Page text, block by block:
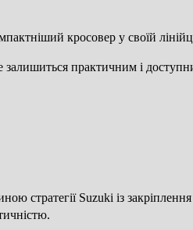
кросовер у своїй
залишиться практичним і
стратегії Suzuki із